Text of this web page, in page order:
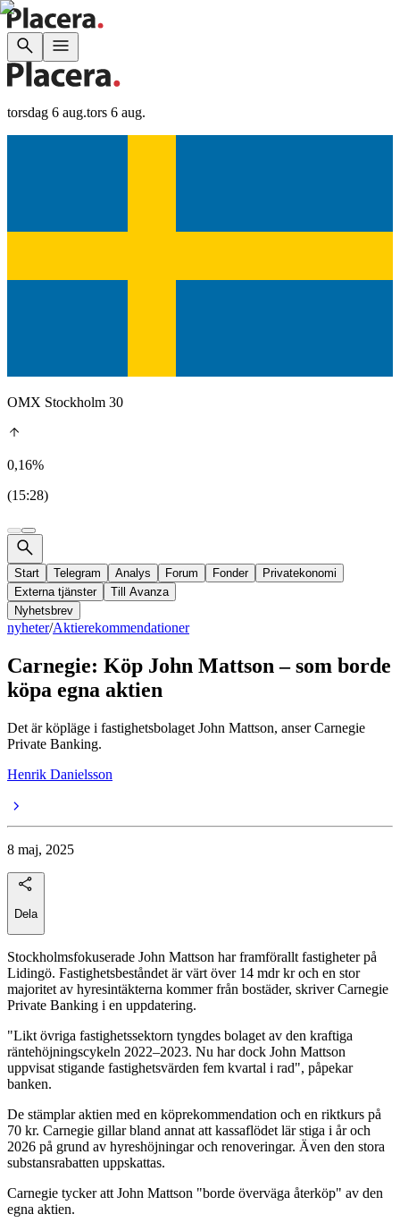
torsdag 6 aug.tors 6 aug.
OMX Stockholm 30
0,16%
(15:28)
Start Telegram Analys Forum Fonder
Privatekonomi
Externa tjänster
Till Avanza
Nyhetsbrev
nyheter/Aktierekommendationer
Carnegie: Köp John Mattson – som borde
köpa egna aktien
Det är köpläge i fastighetsbolaget John Mattson, anser Carnegie
Private Banking.
Henrik Danielsson
8 maj, 2025
Dela
Stockholmsfokuserade John Mattson har framförallt fastigheter på
Lidingö. Fastighetsbeståndet är värt över 14 mdr kr och en stor
majoritet av hyresintäkterna kommer från bostäder, skriver Carnegie
Private Banking i en uppdatering.
"Likt övriga fastighetssektorn tyngdes bolaget av den kraftiga
räntehöjningscykeln 2022–2023. Nu har dock John Mattson
uppvisat stigande fastighetsvärden fem kvartal i rad", påpekar
banken.
De stämplar aktien med en köprekommendation och en riktkurs på
70 kr. Carnegie gillar bland annat att kassaflödet lär stiga i år och
2026 på grund av hyreshöjningar och renoveringar. Även den stora
substansrabatten uppskattas.
Carnegie tycker att John Mattson "borde överväga återköp" av den
egna aktien.